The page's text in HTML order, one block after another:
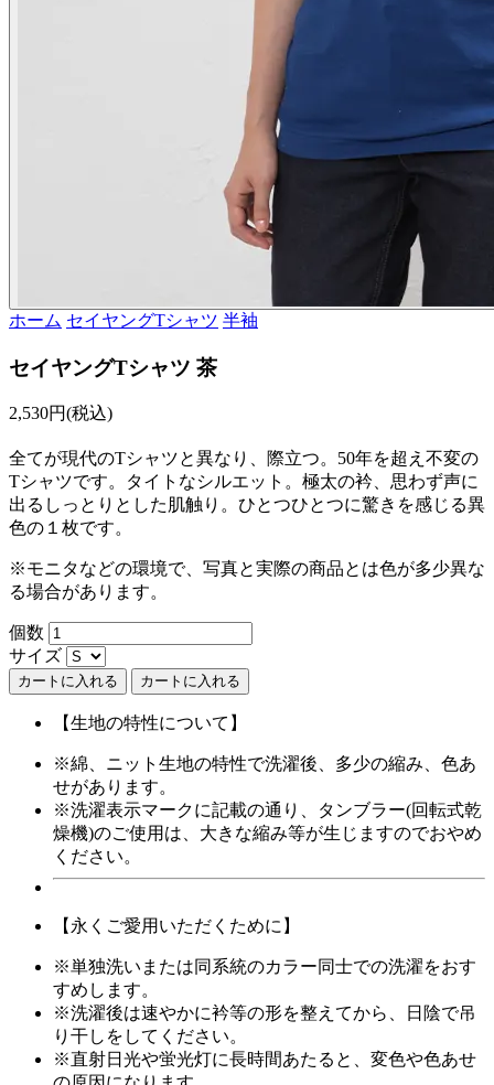
ホーム セイヤングTシャツ 半袖
セイヤングTシャツ 茶
2,530円(税込)
全てが現代のTシャツと異なり、際立つ。50年を超え不変の
Tシャツです。タイトなシルエット。極太の衿、思わず声に
出るしっとりとした肌触り。ひとつひとつに驚きを感じる異
色の１枚です。
※モニタなどの環境で、写真と実際の商品とは色が多少異な
る場合があります。
個数
サイズ
カートに入れる
【生地の特性について】
※綿、ニット生地の特性で洗濯後、多少の縮み、色あ
せがあります。
※洗濯表示マークに記載の通り、タンブラー(回転式乾
燥機)のご使用は、大きな縮み等が生じますのでおやめ
ください。
【永くご愛用いただくために】
※単独洗いまたは同系統のカラー同士での洗濯をおす
すめします。
※洗濯後は速やかに衿等の形を整えてから、日陰で吊
り干しをしてください。
※直射日光や蛍光灯に長時間あたると、変色や色あせ